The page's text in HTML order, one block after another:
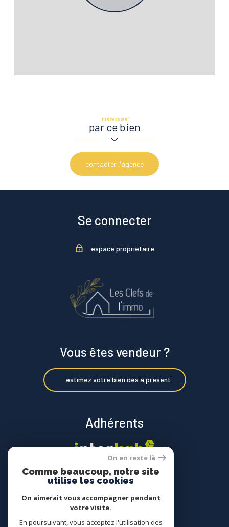
Intéressé(e)
par ce bien
contacter l'agence
Se connecter
espace propriétaire
Vous êtes vendeur ?
estimez votre bien dès à présent
Adhérents
© 2022 Tous droits réservés
On en reste là
Comme beaucoup, notre site
utilise les cookies
On aimerait vous accompagner pendant
votre visite.
En poursuivant, vous acceptez l'utilisation des